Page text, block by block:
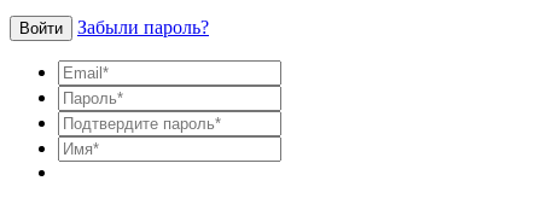
Войти Забыли пароль?